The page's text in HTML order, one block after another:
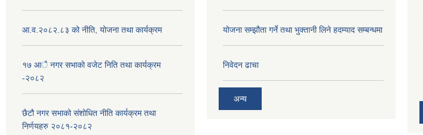
आ.व.२०८२.८३ को नीति, योजना तथा कार्यक्रम
१७ आै नगर सभाकाे वजेट निति तथा कार्यक्रम
-२०८२
छैटौ नगर सभाको संशोधित नीति कार्यक्रम तथा
निर्णयहरु २०८१-२०८२
योजना सम्झौता गर्ने तथा भुक्तानी लिने हदम्याद सम्बन्धमा
निवेदन ढाचा
अन्य